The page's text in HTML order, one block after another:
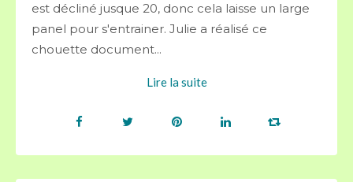
est décliné jusque 20, donc cela laisse un large
panel pour s'entrainer. Julie a réalisé ce
chouette document...
Lire la suite